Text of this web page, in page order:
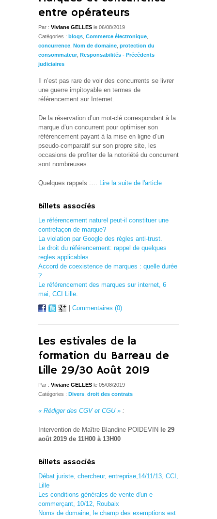
entre opérateurs
Par : Viviane GELLES le 06/08/2019
Catégories : blogs Commerce électronique
concurrence Nom de domaine protection du
consommateur, Responsabilités - Précédents
judiciaires
Il n’est pas rare de voir des concurrents se livrer
une guerre impitoyable en termes de
référencement sur Internet.
De la réservation d’un mot-clé correspondant à la
marque d’un concurrent pour optimiser son
référencement payant à la mise en ligne d’un
pseudo-comparatif sur son propre site, les
occasions de profiter de la notoriété du concurrent
sont nombreuses.
Quelques rappels :… Lire la suite de l'article
Billets associés
Le référencement naturel peut-il constituer une
contrefaçon de marque?
La violation par Google des règles anti-trust.
Le droit du référencement: rappel de quelques
regles applicables
Accord de coexistence de marques : quelle durée
?
Le référencement des marques sur internet, 6
mai, CCI Lille.
Commentaires (0)
Les estivales de la
formation du Barreau de
Lille 29/30 Août 2019
Par : Viviane GELLES le 05/08/2019
Catégories : Divers droit des contrats
« Rédiger des CGV et CGU » :
Intervention de Maître Blandine POIDEVIN le 29
août 2019 de 11H00 à 13H00
Billets associés
Débat juriste, chercheur, entreprise,14/11/13, CCI,
Lille
Les conditions générales de vente d'un e-
commerçant, 10/12, Roubaix
Noms de domaine, le champ des exemptions est